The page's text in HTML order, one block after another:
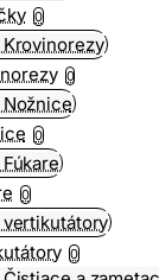
0
0
0
0
0